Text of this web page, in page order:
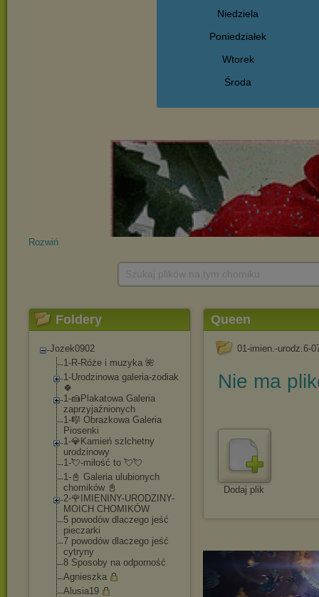
Rozwiń
Foldery
Jozek0902
1-R-Róże i muzyka 🌺
1-Urodzinowa galeria-zodiak
🍀
1-🍰Plakatowa Galeria
zaprzyjaźnionych
1-🎼 Obrazkowa Galeria
Piosenki
1-💎Kamień szlchetny
urodzinowy
1-💘-miłość to 💘💘
1-📓 Galeria ulubionych
chomików 📓
2-🌹IMIENINY-URODZINY-
MOICH CHOMIKÓW
5 powodów dlaczego jeść
pieczarki
7 powodów dlaczego jeść
cytryny
8 Sposoby na odporność
Agnieszka
Alusia19
Queen
01-imien.-urodz.6-
Nie ma
Dodaj plik